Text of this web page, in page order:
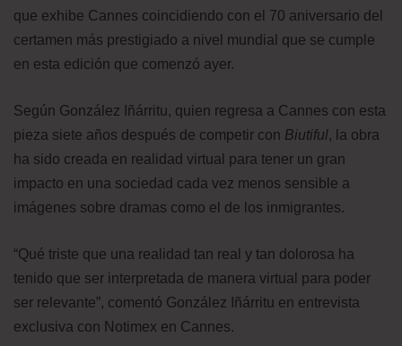
que exhibe Cannes coincidiendo con el 70 aniversario del
certamen más prestigiado a nivel mundial que se cumple
en esta edición que comenzó ayer.
Según González Iñárritu, quien regresa a Cannes con esta
pieza siete años después de competir con Biutiful, la obra
ha sido creada en realidad virtual para tener un gran
impacto en una sociedad cada vez menos sensible a
imágenes sobre dramas como el de los inmigrantes.
“Qué triste que una realidad tan real y tan dolorosa ha
tenido que ser interpretada de manera virtual para poder
ser relevante”, comentó González Iñárritu en entrevista
exclusiva con Notimex en Cannes.